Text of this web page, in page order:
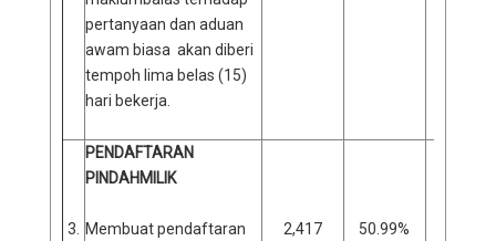
pertanyaan dan aduan
awam biasa akan diberi
tempoh lima belas (15)
hari bekerja.
3.
PENDAFTARAN
PINDAHMILIK
Membuat pendaftaran
2,417 50.99%